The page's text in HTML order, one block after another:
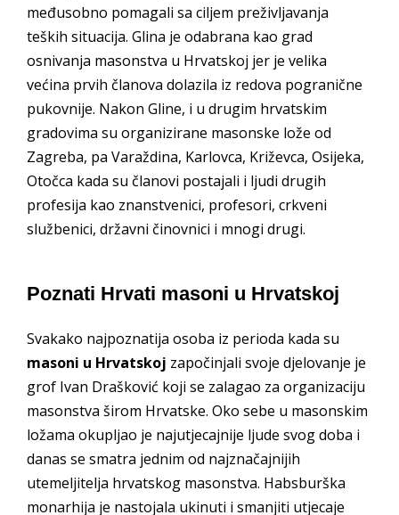
međusobno pomagali sa ciljem preživljavanja
teških situacija. Glina je odabrana kao grad
osnivanja masonstva u Hrvatskoj jer je velika
većina prvih članova dolazila iz redova pogranične
pukovnije. Nakon Gline, i u drugim hrvatskim
gradovima su organizirane masonske lože od
Zagreba, pa Varaždina, Karlovca, Križevca, Osijeka,
Otočca kada su članovi postajali i ljudi drugih
profesija kao znanstvenici, profesori, crkveni
službenici, državni činovnici i mnogi drugi.
Poznati Hrvati masoni u Hrvatskoj
Svakako najpoznatija osoba iz perioda kada su
masoni u Hrvatskoj započinjali svoje djelovanje je
grof Ivan Drašković koji se zalagao za organizaciju
masonstva širom Hrvatske. Oko sebe u masonskim
ložama okupljao je najutjecajnije ljude svog doba i
danas se smatra jednim od najznačajnijih
utemeljitelja hrvatskog masonstva. Habsburška
monarhija je nastojala ukinuti i smanjiti utjecaje